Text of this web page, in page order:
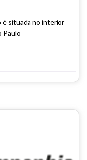
é situada no interior
Paulo